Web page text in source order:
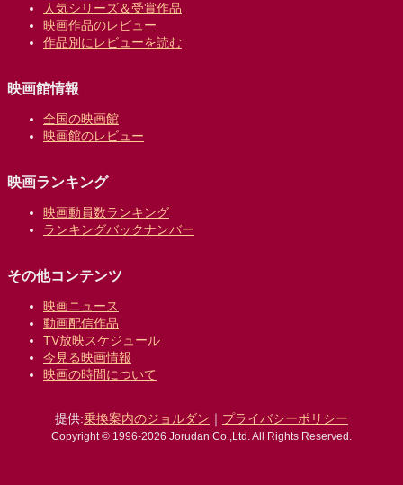
人気シリーズ＆受賞作品
映画作品のレビュー
作品別にレビューを読む
映画館情報
全国の映画館
映画館のレビュー
映画ランキング
映画動員数ランキング
ランキングバックナンバー
その他コンテンツ
映画ニュース
動画配信作品
TV放映スケジュール
今見る映画情報
映画の時間について
提供:乗換案内のジョルダン ｜ プライバシーポリシー
Copyright © 1996-2026 Jorudan Co.,Ltd. All Rights Reserved.